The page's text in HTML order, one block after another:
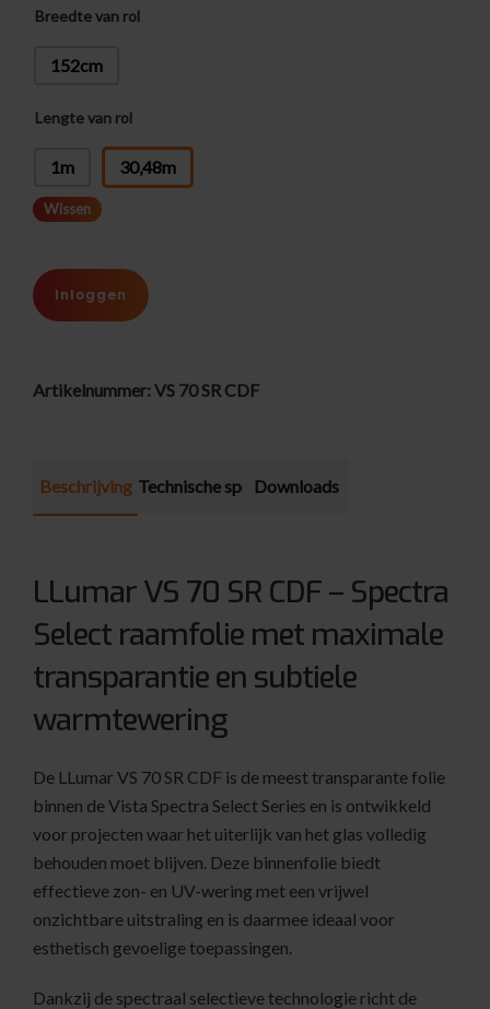
Breedte van rol
152cm
Lengte van rol
1m 30,48m
Wissen
Inloggen
Artikelnummer:VS 70 SR CDF
Beschrijving Technische specificatie
Downloads
LLumar VS 70 SR CDF – Spectra
Select raamfolie met maximale
transparantie en subtiele
warmtewering
De LLumar VS 70 SR CDF is de meest transparante folie
binnen de Vista Spectra Select Series en is ontwikkeld
voor projecten waar het uiterlijk van het glas volledig
behouden moet blijven. Deze binnenfolie biedt
effectieve zon- en UV-wering met een vrijwel
onzichtbare uitstraling en is daarmee ideaal voor
esthetisch gevoelige toepassingen.
Dankzij de spectraal selectieve technologie richt de